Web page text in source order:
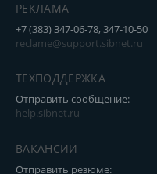
РЕКЛАМА
+7 (383) 347-06-78, 347-10-50
reclame@support.sibnet.ru
ТЕХПОДДЕРЖКА
Отправить сообщение:
help.sibnet.ru
ВАКАНСИИ
Отправить резюме: